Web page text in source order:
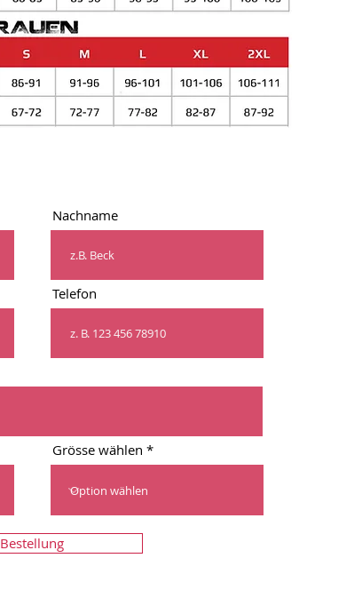
Nachname
Telefon
Grösse wählen
Bestellung